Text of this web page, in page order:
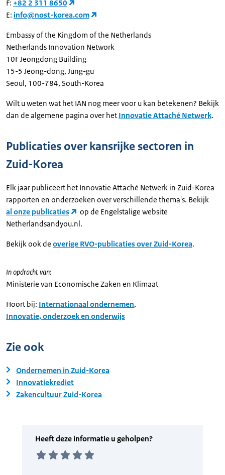
F: +82 2 311 8650
E: info@nost-korea.com
Embassy of the Kingdom of the Netherlands
Netherlands Innovation Network
10F Jeongdong Building
15-5 Jeong-dong, Jung-gu
Seoul, 100-784, South-Korea
Wilt u weten wat het IAN nog meer voor u kan betekenen? Bekijk
dan de algemene pagina over het Innovatie Attaché Netwerk.
Publicaties over kansrijke sectoren in
Zuid-Korea
Elk jaar publiceert het Innovatie Attaché Netwerk in Zuid-Korea
rapporten en onderzoeken over verschillende thema's. Bekijk
al onze publicaties
opde Engelstalige website
Netherlandsandyou.nl.
Bekijk ook de overige RVO-publicaties over Zuid-Korea.
In opdracht van:
Ministerie van Economische Zaken en Klimaat
Hoort bij: Internationaal ondernemen,
Innovatie, onderzoek en onderwijs
Zie ook
Ondernemen in Zuid-Korea
Innovatiekrediet
Zakencultuur Zuid-Korea